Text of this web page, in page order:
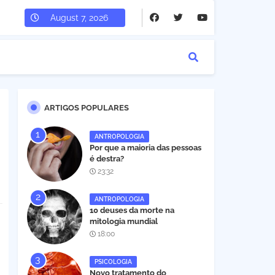
August 7, 2026
ARTIGOS POPULARES
ANTROPOLOGIA
Por que a maioria das pessoas
é destra?
23:32
ANTROPOLOGIA
10 deuses da morte na
mitologia mundial
18:00
PSICOLOGIA
Novo tratamento do